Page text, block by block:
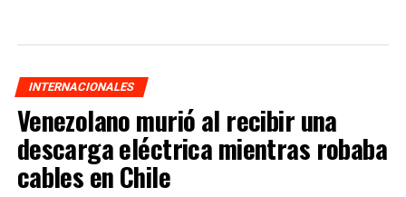
INTERNACIONALES
Venezolano murió al recibir una
descarga eléctrica mientras robaba
cables en Chile